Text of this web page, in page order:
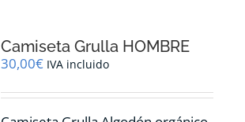
Camiseta Grulla HOMBRE
30,00€ IVA incluido